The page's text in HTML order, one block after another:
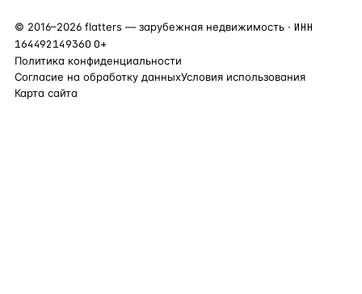
© 2016–2026 flatters — зарубежная недвижимость · ИНН
164492149360 0+
Политика конфиденциальности
Согласие на обработку данныхУсловия использования
Карта сайта